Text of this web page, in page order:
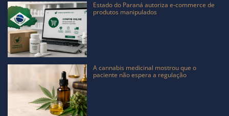
Estado do Paraná autoriza e-commerce de
produtos manipulados
A cannabis medicinal mostrou que o
paciente não espera a regulação